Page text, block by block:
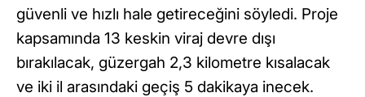
güvenli ve hızlı hale getireceğini söyledi. Proje
kapsamında 13 keskin viraj devre dışı
bırakılacak, güzergah 2,3 kilometre kısalacak
ve iki il arasındaki geçiş 5 dakikaya inecek.